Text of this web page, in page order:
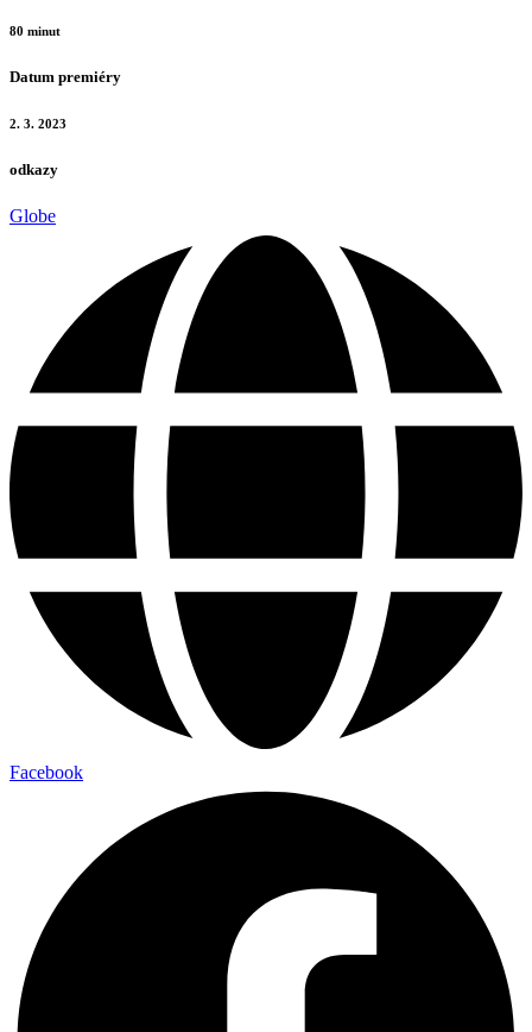
80 minut
Datum premiéry
2. 3. 2023
odkazy
Globe
Facebook